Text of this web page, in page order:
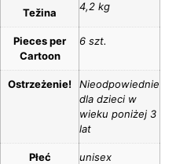
Težina 4,2 kg
Pieces per
Cartoon
6 szt.
Ostrzeżenie!
Nieodpowiednie
dla dzieci w
wieku poniżej 3
lat
Płeć unisex